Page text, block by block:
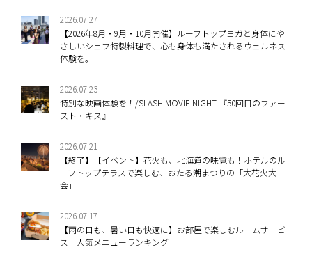
2026.07.27
【2026年8月・9月・10月開催】ルーフトップヨガと身体にや
さしいシェフ特製料理で、心も身体も満たされるウェルネス
体験を。
2026.07.23
特別な映画体験を！/SLASH MOVIE NIGHT 『50回目のファー
スト・キス』
2026.07.21
【終了】【イベント】花火も、北海道の味覚も！ホテルのル
ーフトップテラスで楽しむ、おたる潮まつりの「大花火大
会」
2026.07.17
【雨の日も、暑い日も快適に】お部屋で楽しむルームサービ
ス 人気メニューランキング